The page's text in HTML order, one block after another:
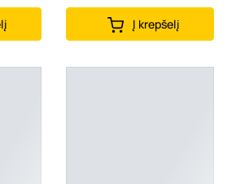
Į krepšelį